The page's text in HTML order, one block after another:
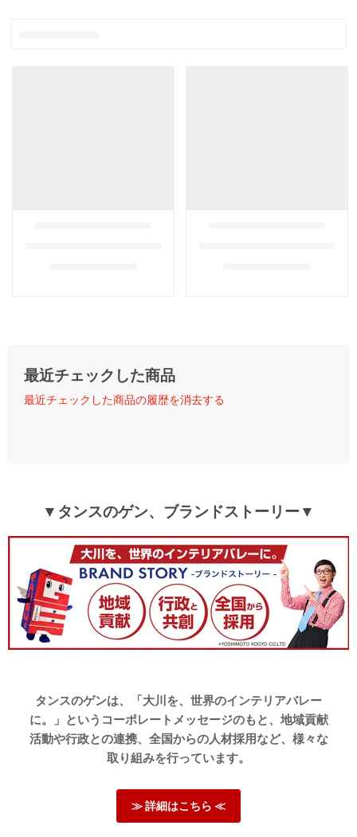
最近チェックした商品
最近チェックした商品の履歴を消去する
▼タンスのゲン、ブランドストーリー▼
タンスのゲンは、「大川を、世界のインテリアバレー
に。」というコーポレートメッセージのもと、地域貢献
活動や行政との連携、全国からの人材採用など、様々な
取り組みを行っています。
≫ 詳細はこちら ≪